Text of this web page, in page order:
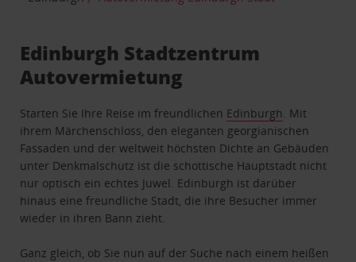
Edinburgh Stadtzentrum
Autovermietung
Starten Sie Ihre Reise im freundlichen Edinburgh. Mit
ihrem Märchenschloss, den eleganten georgianischen
Fassaden und der weltweit höchsten Dichte an Gebäuden
unter Denkmalschutz ist die schottische Hauptstadt nicht
nur optisch ein echtes Juwel. Edinburgh ist darüber
hinaus eine freundliche Stadt, die ihre Besucher immer
wieder in ihren Bann zieht.
Ganz gleich, ob Sie nun auf der Suche nach einem heißen